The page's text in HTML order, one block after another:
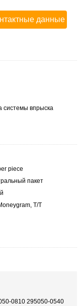
данные
системы впрыска
piece
пакет
T/T
0810 295050-0540